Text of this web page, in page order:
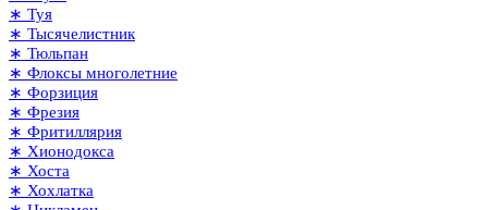
∗ Туя
∗ Тысячелистник
∗ Тюльпан
∗ Флоксы многолетние
∗ Форзиция
∗ Фрезия
∗ Фритиллярия
∗ Хионодокса
∗ Хоста
∗ Хохлатка